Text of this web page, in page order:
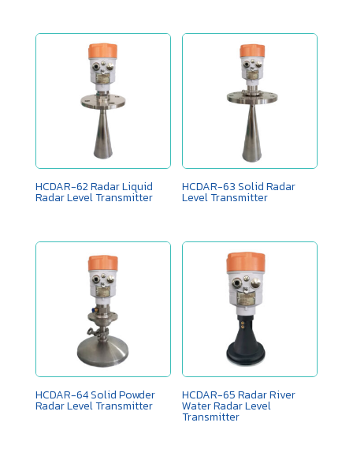
HCDAR-62 ​Radar Liquid
Radar Level Transmitter
HCDAR-63 Solid ​Radar
Level Transmitter
HCDAR-64 Solid Powder ​
Radar Level Transmitter
HCDAR-65 ​Radar River
Water Radar Level
Transmitter